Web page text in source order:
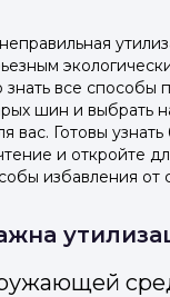
все способы
шин и выбрать
вас. Готовы
и откройте
избавления от